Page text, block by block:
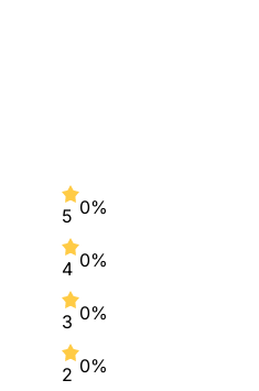
5 0%
4 0%
3 0%
2 0%